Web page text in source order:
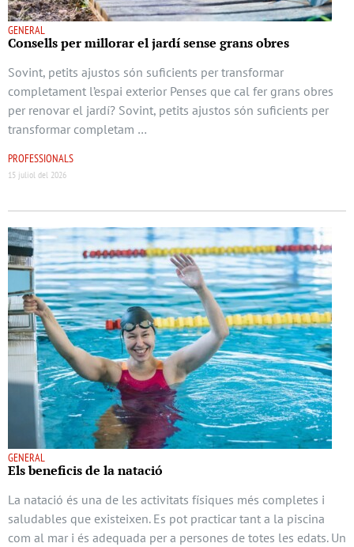
GENERAL
Consells per millorar el jardí sense grans obres
Sovint, petits ajustos són suficients per transformar
completament l’espai exterior Penses que cal fer grans obres
per renovar el jardí? Sovint, petits ajustos són suficients per
transformar completam …
PROFESSIONALS
15 juliol del 2026
GENERAL
Els beneﬁcis de la natació
La natació és una de les activitats físiques més completes i
saludables que existeixen. Es pot practicar tant a la piscina
com al mar i és adequada per a persones de totes les edats. Un